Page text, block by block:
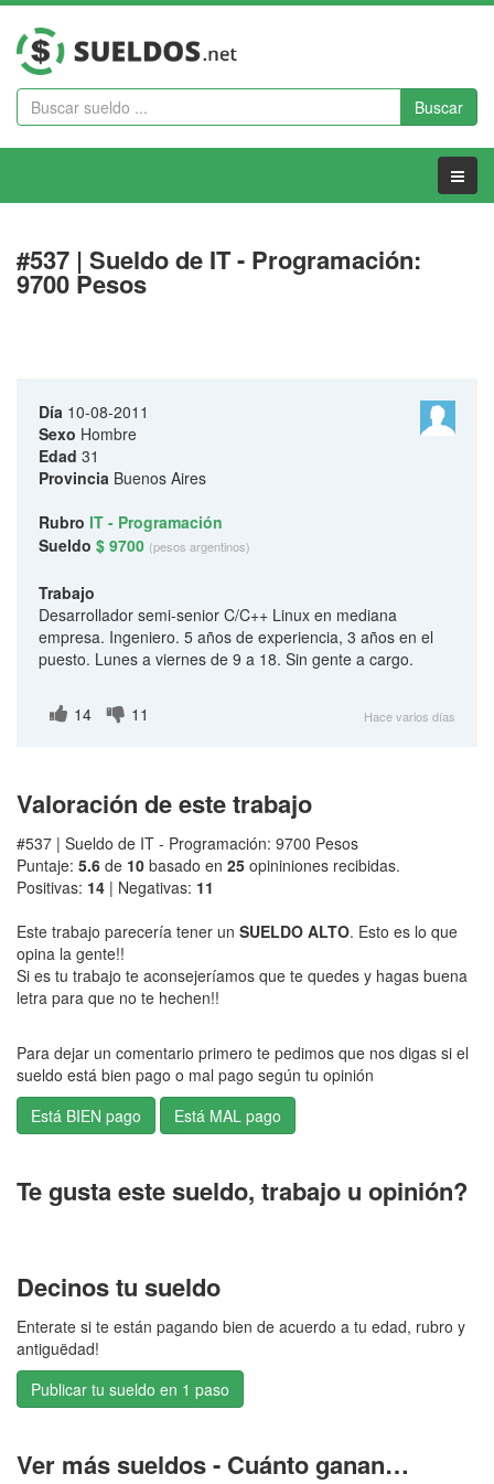
Buscar
Menu
#537 | Sueldo de IT - Programación:
9700 Pesos
Día 10-08-2011
Sexo Hombre
Edad 31
Provincia Buenos Aires
Rubro IT - Programación
Sueldo $ 9700 (pesos argentinos)
Trabajo
Desarrollador semi-senior C/C++ Linux en mediana
empresa. Ingeniero. 5 años de experiencia, 3 años en el
puesto. Lunes a viernes de 9 a 18. Sin gente a cargo.
14 11 Hace varios días
Valoración de este trabajo
#537 | Sueldo de IT - Programación: 9700 Pesos
Puntaje: 5.6 de 10 basado en 25 opininiones recibidas.
Positivas: 14 | Negativas: 11
Este trabajo parecería tener un SUELDO ALTO. Esto es lo que
opina la gente!!
Si es tu trabajo te aconsejeríamos que te quedes y hagas buena
letra para que no te hechen!!
Para dejar un comentario primero te pedimos que nos digas si el
sueldo está bien pago o mal pago según tu opinión
Te gusta este sueldo, trabajo u opinión?
Decinos tu sueldo
Enterate si te están pagando bien de acuerdo a tu edad, rubro y
antiguëdad!
Publicar tu sueldo en 1 paso
Ver más sueldos - Cuánto ganan…